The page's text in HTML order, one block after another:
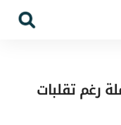
رغم تقلبات